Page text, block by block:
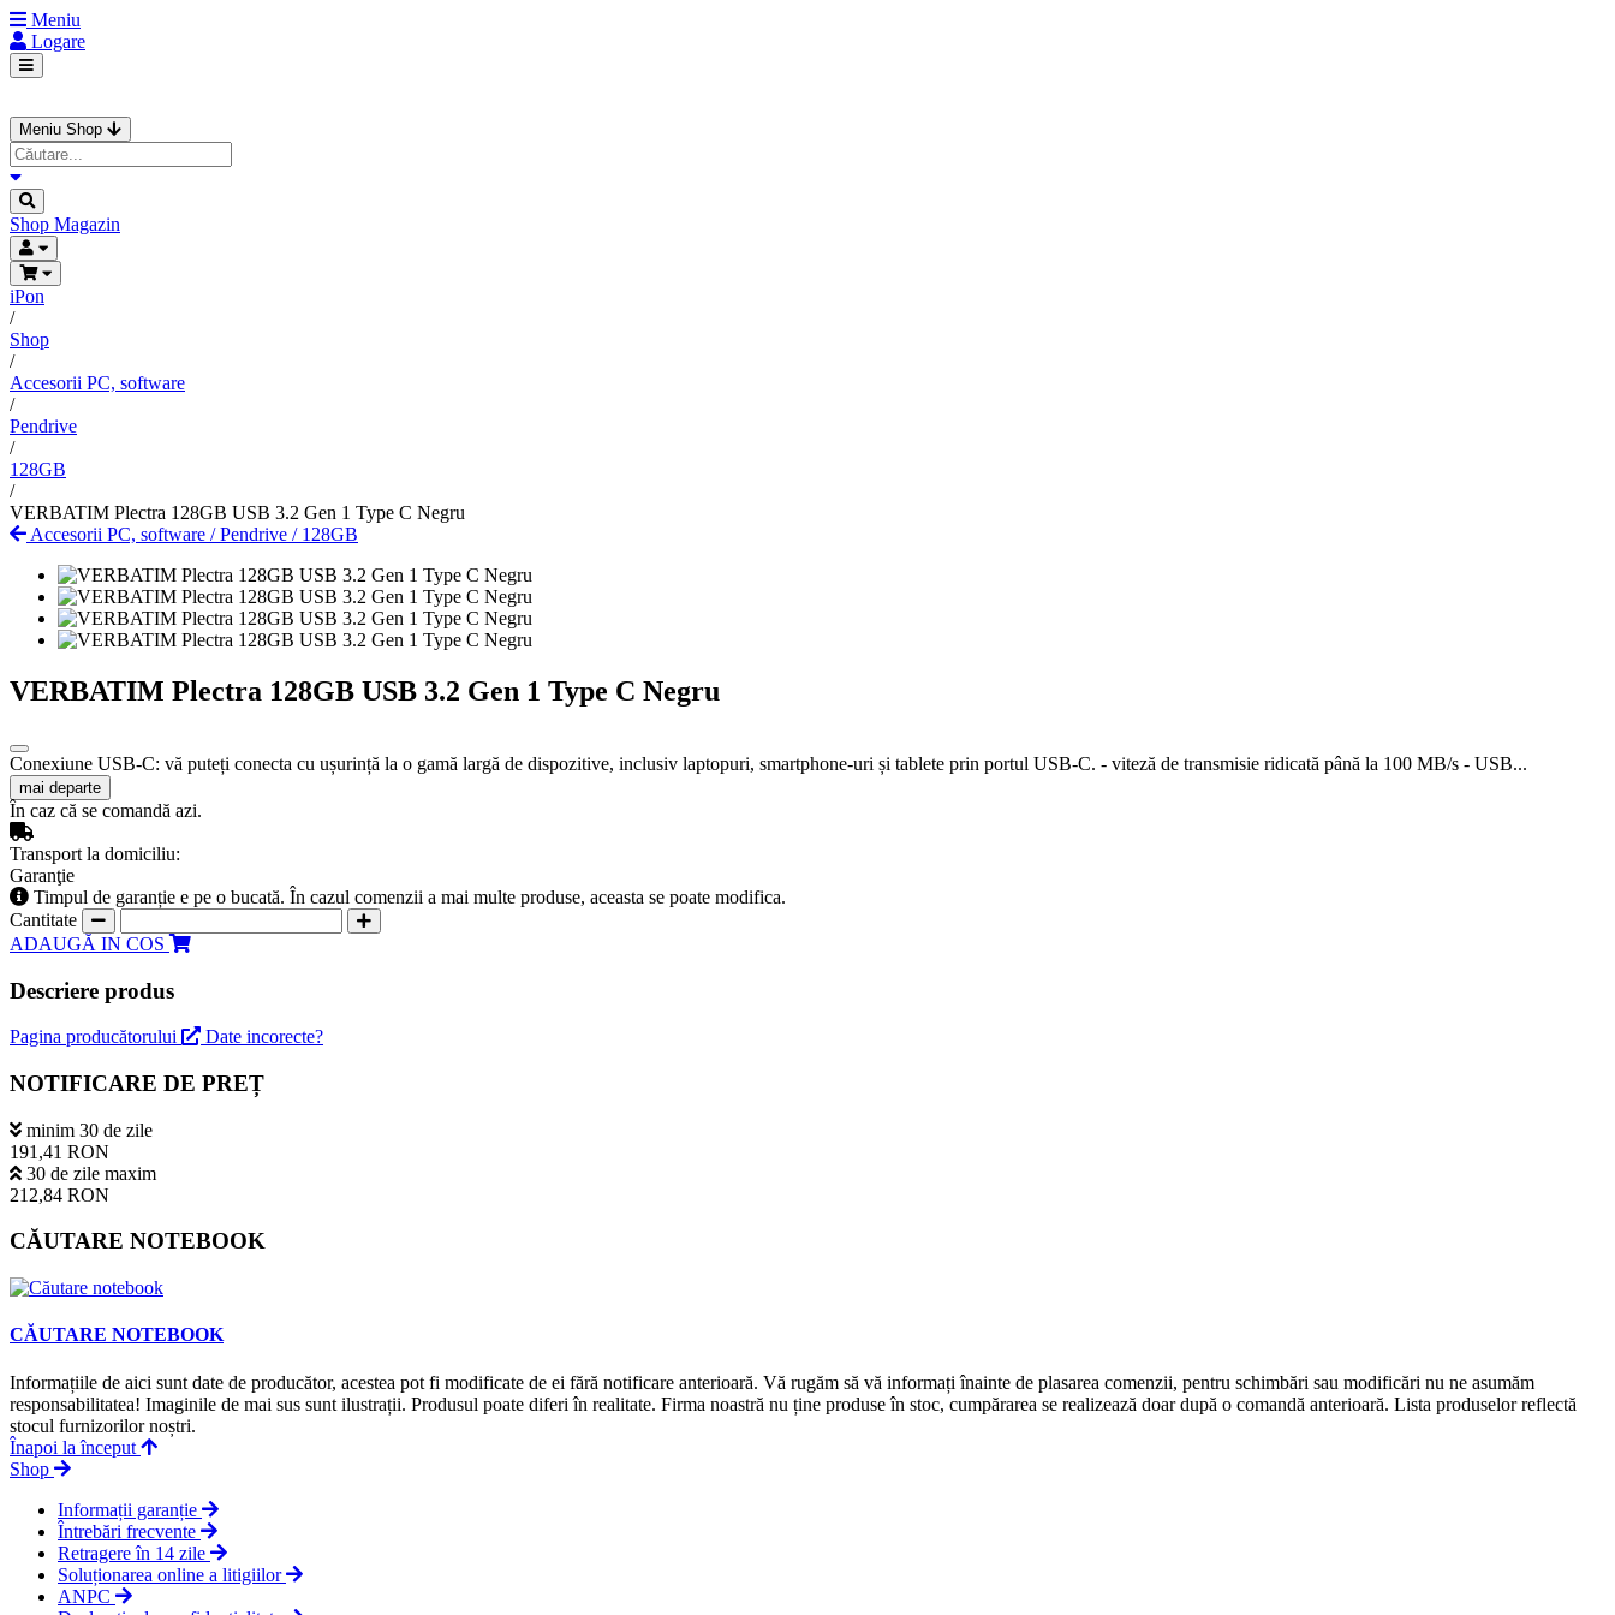
Meniu
Logare
Meniu Shop
Shop Magazin
iPon
/
Shop
/
Accesorii PC, software
/
Pendrive
/
128GB
/
VERBATIM Plectra 128GB USB 3.2 Gen 1 Type C Negru
Accesorii PC, software /Pendrive / 128GB
VERBATIM Plectra 128GB USB 3.2 Gen 1 Type C Negru
Conexiune USB-C: vă puteți conecta cu ușurință la o gamă largă de dispozitive, inclusiv laptopuri, smartphone-uri și tablete prin portul USB-C. - viteză de transmisie ridicată până la 100 MB/s - USB...
mai departe
În caz că se comandă azi.
Transport la domiciliu:
Garanţie
Timpul de garanție e pe o bucată. În cazul comenzii a mai multe produse, aceasta se poate modifica.
Cantitate
ADAUGĂ IN COS
Descriere produs
Pagina producătorului Date incorecte?
NOTIFICARE DE PREȚ
minim 30 de zile
191,41 RON
30 de zile maxim
212,84 RON
CĂUTARE NOTEBOOK
CĂUTARE NOTEBOOK
Informațiile de aici sunt date de producător, acestea pot fi modificate de ei fără notificare anterioară. Vă rugăm să vă informați înainte de plasarea comenzii, pentru schimbări sau modificări nu ne asumăm
responsabilitatea! Imaginile de mai sus sunt ilustrații. Produsul poate diferi în realitate. Firma noastră nu ține produse în stoc, cumpărarea se realizează doar după o comandă anterioară. Lista produselor reflectă
stocul furnizorilor noștri.
Înapoi la început
Shop
Informații garanție
Întrebări frecvente
Retragere în 14 zile
Soluționarea online a litigiilor
ANPC